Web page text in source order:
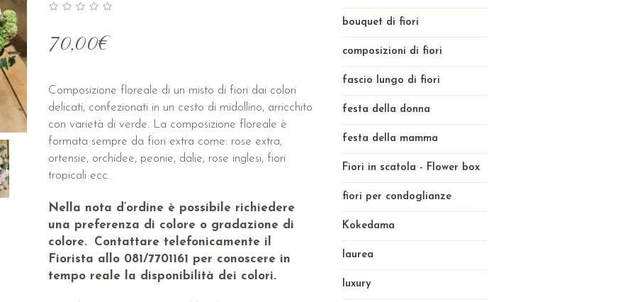
70,00€
Composizione floreale di un misto di fiori dai colori
delicati, confezionati in un cesto di midollino, arricchito
con varietà di verde. La composizione floreale è
formata sempre da fiori extra come: rose extra,
ortensie, orchidee, peonie, dalie, rose inglesi, fiori
tropicali ecc.
Nella nota d’ordine è possibile richiedere
una preferenza di colore o gradazione di
colore.
Contattare telefonicamente il
Fiorista allo 081/7701161 per conoscere in
tempo reale la disponibilità dei colori.
bouquet di fiori
composizioni di fiori
fascio lungo di fiori
festa della donna
festa della mamma
Fiori in scatola - Flower box
fiori per condoglianze
Kokedama
laurea
luxury